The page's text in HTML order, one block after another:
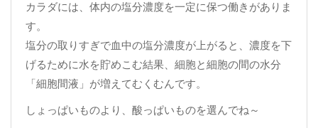
カラダには、体内の塩分濃度を一定に保つ働きがありま
す。
塩分の取りすぎで血中の塩分濃度が上がると、濃度を下
げるために水を貯めこむ結果、細胞と細胞の間の水分
「細胞間液」が増えてむくむんです。
しょっぱいものより、酸っぱいものを選んでね～